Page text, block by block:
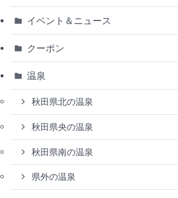
イベント＆ニュース
クーポン
温泉
秋田県北の温泉
秋田県央の温泉
秋田県南の温泉
県外の温泉